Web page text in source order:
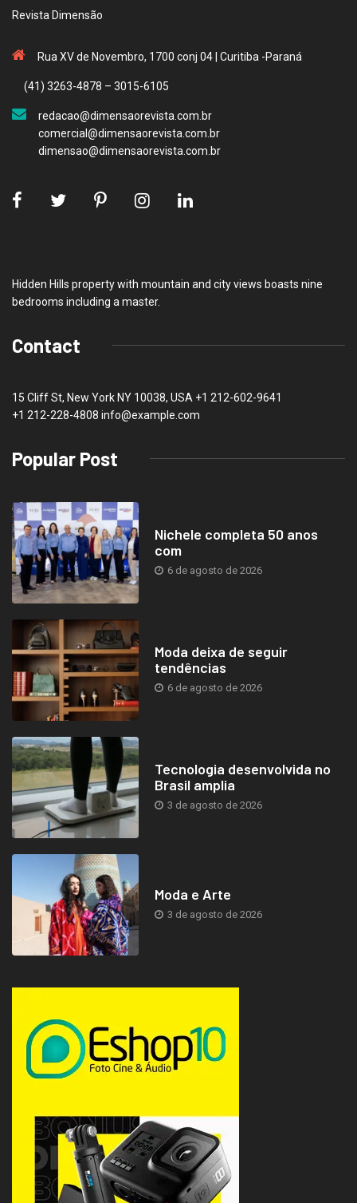
Revista Dimensão
Rua XV de Novembro, 1700 conj 04 | Curitiba -Paraná
(41) 3263-4878 – 3015-6105
redacao@dimensaorevista.com.br
comercial@dimensaorevista.com.br
dimensao@dimensaorevista.com.br
Hidden Hills property with mountain and city views boasts nine
bedrooms including a master.
Contact
15 Cliff St, New York NY 10038, USA +1 212-602-9641
+1 212-228-4808 info@example.com
Popular Post
Nichele completa 50 anos
com
6 de agosto de 2026
Moda deixa de seguir
tendências
6 de agosto de 2026
Tecnologia desenvolvida no
Brasil amplia
3 de agosto de 2026
Moda e Arte
3 de agosto de 2026